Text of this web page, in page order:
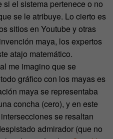
el sistema pertenece o no
se le atribuye. Lo cierto es
sitios en Youtube y otras
maya, los expertos
atajo matemático.
me imagino que se
gráfico con los mayas es
maya se representaba
concha (cero), y en este
se resaltan
admirador (que no